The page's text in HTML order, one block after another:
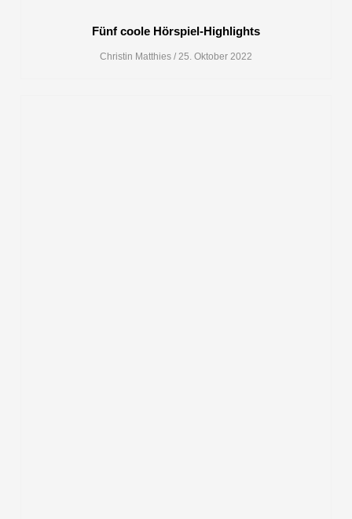
Fünf coole Hörspiel-Highlights
Christin Matthies 25. Oktober 2022